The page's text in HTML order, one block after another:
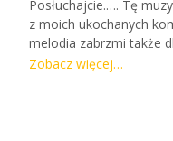
Posłuchajcie.…. Tę
z moich ukochanych
melodia zabrzmi także
Zobacz więcej…